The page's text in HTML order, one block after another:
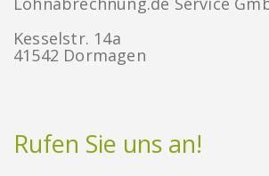
Kesselstr. 14a
41542 Dormagen
Rufen Sie uns an!